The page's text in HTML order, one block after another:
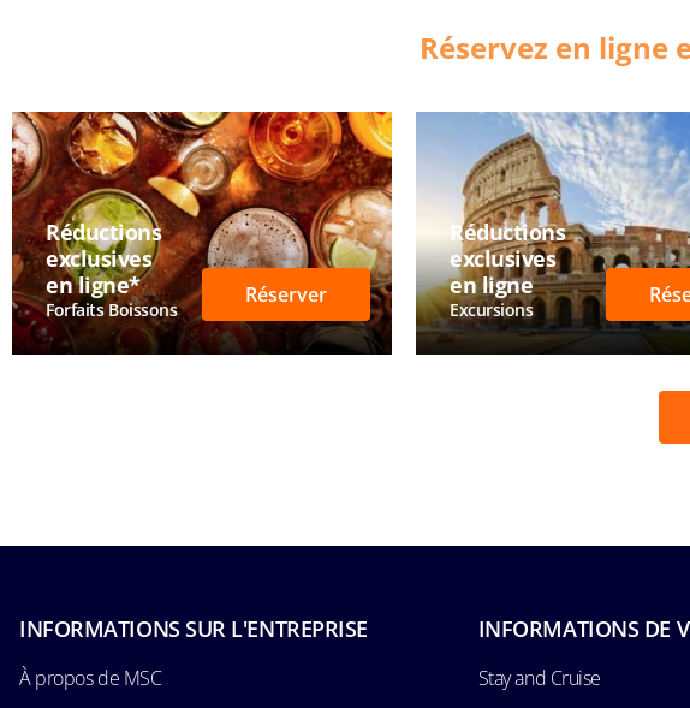
Réservez en ligne
Réductions
exclusives
en ligne*
Forfaits Boissons
Réserver
Réductions
exclusives
en ligne
Excursions
INFORMATIONS SUR L'ENTREPRISE
À propos de MSC
INFORMATIONS DE
Stay and Cruise